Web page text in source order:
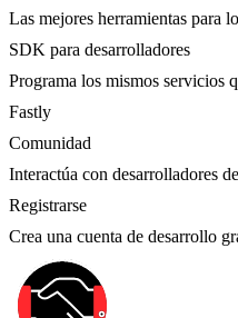
Las mejores herramientas para
SDK para desarrolladores
Programa los mismos servicios
Fastly
Comunidad
Interactúa con desarrolladores
Registrarse
Crea una cuenta de desarrollo